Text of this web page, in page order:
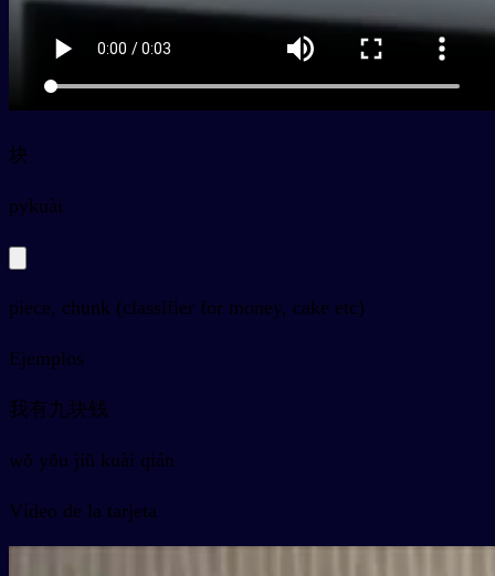
块
pykuài
piece, chunk (classifier for money, cake etc)
Ejemplos
我有九块钱
wǒ yǒu jiǔ kuài qián
Vídeo de la tarjeta